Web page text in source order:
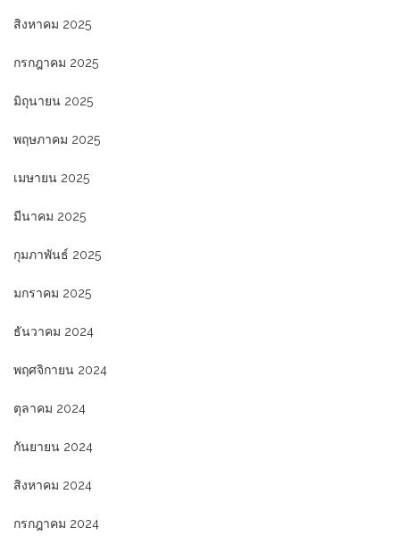
สิงหาคม 2025
กรกฎาคม 2025
มิถุนายน 2025
พฤษภาคม 2025
เมษายน 2025
มีนาคม 2025
กุมภาพันธ์ 2025
มกราคม 2025
ธันวาคม 2024
พฤศจิกายน 2024
ตุลาคม 2024
กันยายน 2024
สิงหาคม 2024
กรกฎาคม 2024